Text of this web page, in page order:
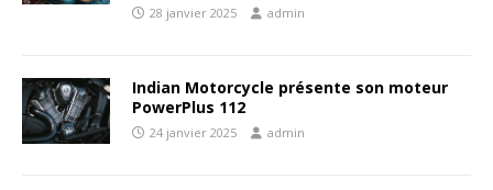
28 janvier 2025 admin
Indian Motorcycle présente son moteur
PowerPlus 112
24 janvier 2025 admin